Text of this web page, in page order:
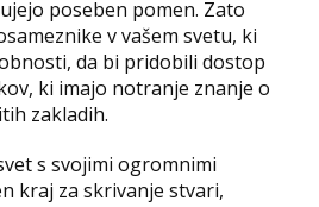
poseben pomen. Zato
v vašem svetu, ki
da bi pridobili dostop
ki imajo notranje znanje o
zakladih.
s svojimi ogromnimi
kraj za skrivanje stvari,